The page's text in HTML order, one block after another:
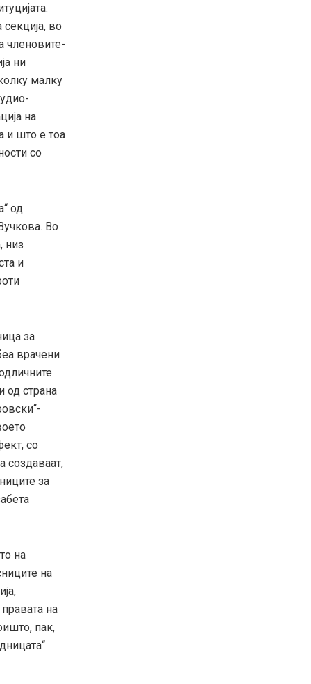
во
членовите-
ни
малку
на
и што е тоа
со
од
Во
низ
и
за
врачени
од страна
со
создаваат,
за
на
на
на
пак,